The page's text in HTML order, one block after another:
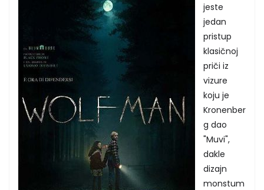
jeste
jedan
pristup
klasičnoj
priči iz
vizure
koju je
Kronenber
g dao
"Muvi",
dakle
dizajn
monstum